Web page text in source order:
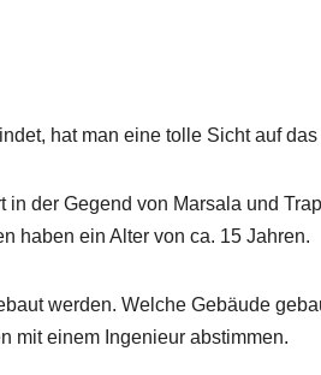
hat man eine tolle Sicht auf das
der Gegend von Marsala und
haben ein Alter von ca. 15 Jahren.
werden. Welche Gebäude
mit einem Ingenieur abstimmen.